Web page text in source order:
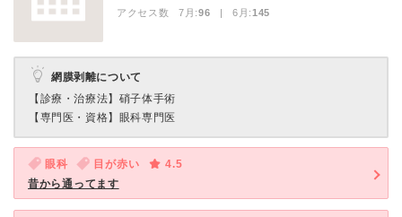
アクセス数 7月:96 | 6月:145
網膜剥離について
【診療・治療法】 硝子体手術
【専門医・資格】 眼科専門医
眼科 目が赤い
4.5
昔から通ってます